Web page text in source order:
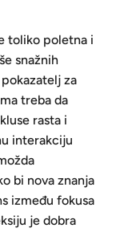
toliko poletna i
snažnih
za
treba da
rasta i
interakciju
bi nova znanja
između fokusa
je dobra